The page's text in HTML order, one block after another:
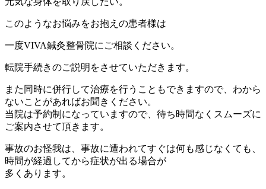
このようなお悩みをお抱えの患者様は
一度VIVA鍼灸整骨院にご相談ください。
転院手続きのご説明をさせていただきます。
また同時に併行して治療を行うこともできますので、わから
ないことがあればお聞きください。
当院は予約制になっていますので、待ち時間なくスムーズに
ご案内させて頂きます。
事故のお怪我は、事故に遭われてすぐは何も感じなくても、
時間が経過してから症状が出る場合が
多くあります。